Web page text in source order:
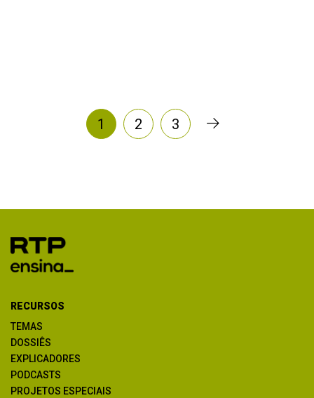
1 2 3
RECURSOS
TEMAS
DOSSIÊS
EXPLICADORES
PODCASTS
PROJETOS ESPECIAIS